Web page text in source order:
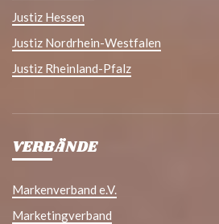
Justiz Hessen
Justiz Nordrhein-Westfalen
Justiz Rheinland-Pfalz
VERBÄNDE
Markenverband e.V.
Marketingverband